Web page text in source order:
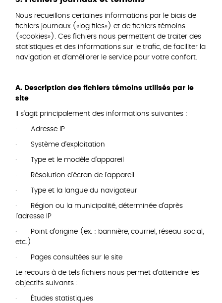
Nous recueillons certaines informations par le biais de
fichiers journaux («log files») et de fichiers témoins
(«cookies»). Ces fichiers nous permettent de traiter des
statistiques et des informations sur le trafic, de faciliter la
navigation et d’améliorer le service pour votre confort.
A. Description des fichiers témoins utilisés par le
site
II s’agit principalement des informations suivantes :
· Adresse IP
· Système d’exploitation
· Type et le modèle d’appareil
· Résolution d’écran de l’appareil
· Type et la langue du navigateur
· Région ou la municipalité, déterminée d’après
l’adresse IP
· Point d’origine (ex. : bannière, courriel, réseau social,
etc.)
· Pages consultées sur le site
Le recours à de tels fichiers nous permet d’atteindre les
objectifs suivants :
· Études statistiques